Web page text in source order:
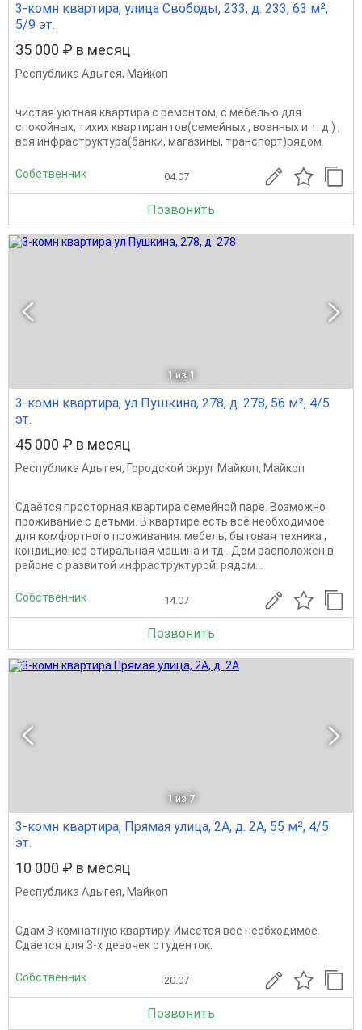
3-комн квартира, улица Свободы, 233, д. 233, 63 м²,
5/9 эт.
35 000 ₽ в месяц
Республика Адыгея, Майкоп
чистая уютная квартира с ремонтом, с мебелью для
спокойных, тихих квартирантов(семейных , военных и.т. д.) ,
вся инфраструктура(банки, магазины, транспорт)рядом.
Собственник 04.07
Позвонить
1 из 1
3-комн квартира, ул Пушкина, 278, д. 278, 56 м², 4/5
эт.
45 000 ₽ в месяц
Республика Адыгея, Городской округ Майкоп, Майкоп
Сдаётся просторная квартира семейной паре. Возможно
проживание с детьми. В квартире есть всё необходимое
для комфортного проживания: мебель, бытовая техника ,
кондиционер стиральная машина и тд . Дом расположен в
районе с развитой инфраструктурой: рядом...
Собственник 14.07
Позвонить
1 из 7
3-комн квартира, Прямая улица, 2А, д. 2А, 55 м², 4/5
эт.
10 000 ₽ в месяц
Республика Адыгея, Майкоп
Сдам 3-комнатную квартиру. Имеется все необходимое.
Сдается для 3-х девочек студенток.
Собственник 20.07
Позвонить